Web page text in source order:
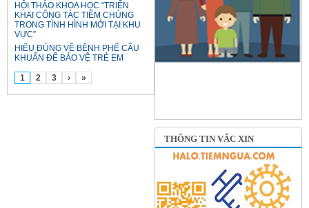
HỘI THẢO KHOA HỌC “TRIỂN
KHAI CÔNG TÁC TIÊM CHỦNG
TRONG TÌNH HÌNH MỚI TẠI KHU
VỰC”
HIỂU ĐÚNG VỀ BỆNH PHẾ CẦU
KHUẨN ĐỂ BẢO VỆ TRẺ EM
1 2 3 › »
THÔNG TIN VẮC XIN